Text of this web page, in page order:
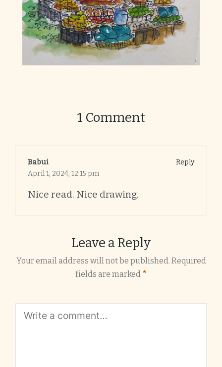
1 Comment
Babui
Reply
April 1, 2024, 12:15 pm
Nice read. Nice drawing.
Leave a Reply
Your email address will not be published. Required
fields are marked *